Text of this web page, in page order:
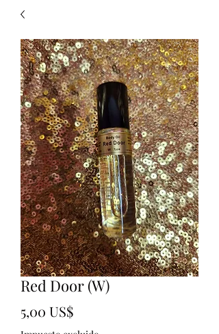
Red Door (W)
5,00 US$Precio